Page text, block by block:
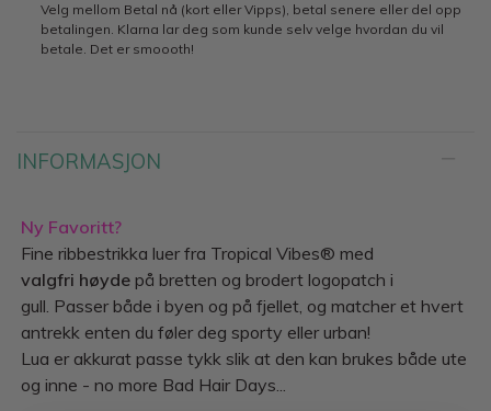
Velg mellom Betal nå (kort eller Vipps), betal senere eller del opp
betalingen. Klarna lar deg som kunde selv velge hvordan du vil
betale. Det er smoooth!
INFORMASJON
Ny Favoritt?
Fine ribbestrikka luer fra Tropical Vibes® med
valgfri høyde på bretten og brodert logopatch i
gull. Passer både i byen og på fjellet, og matcher et hvert
antrekk enten du føler deg sporty eller urban!
Lua er akkurat passe tykk slik at den kan brukes både ute
og inne - no more Bad Hair Days...